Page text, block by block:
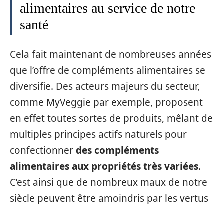
alimentaires au service de notre
santé
Cela fait maintenant de nombreuses années
que l’offre de compléments alimentaires se
diversifie. Des acteurs majeurs du secteur,
comme MyVeggie par exemple, proposent
en effet toutes sortes de produits, mêlant de
multiples principes actifs naturels pour
confectionnerdes compléments
alimentaires aux propriétés très variées.
C’est ainsi que de nombreux maux de notre
siècle peuvent être amoindris par les vertus